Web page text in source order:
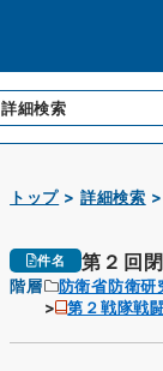
詳細検索
トップ 詳細検索
件名 第２回
階層 防衛省防衛研
第２戦隊戦